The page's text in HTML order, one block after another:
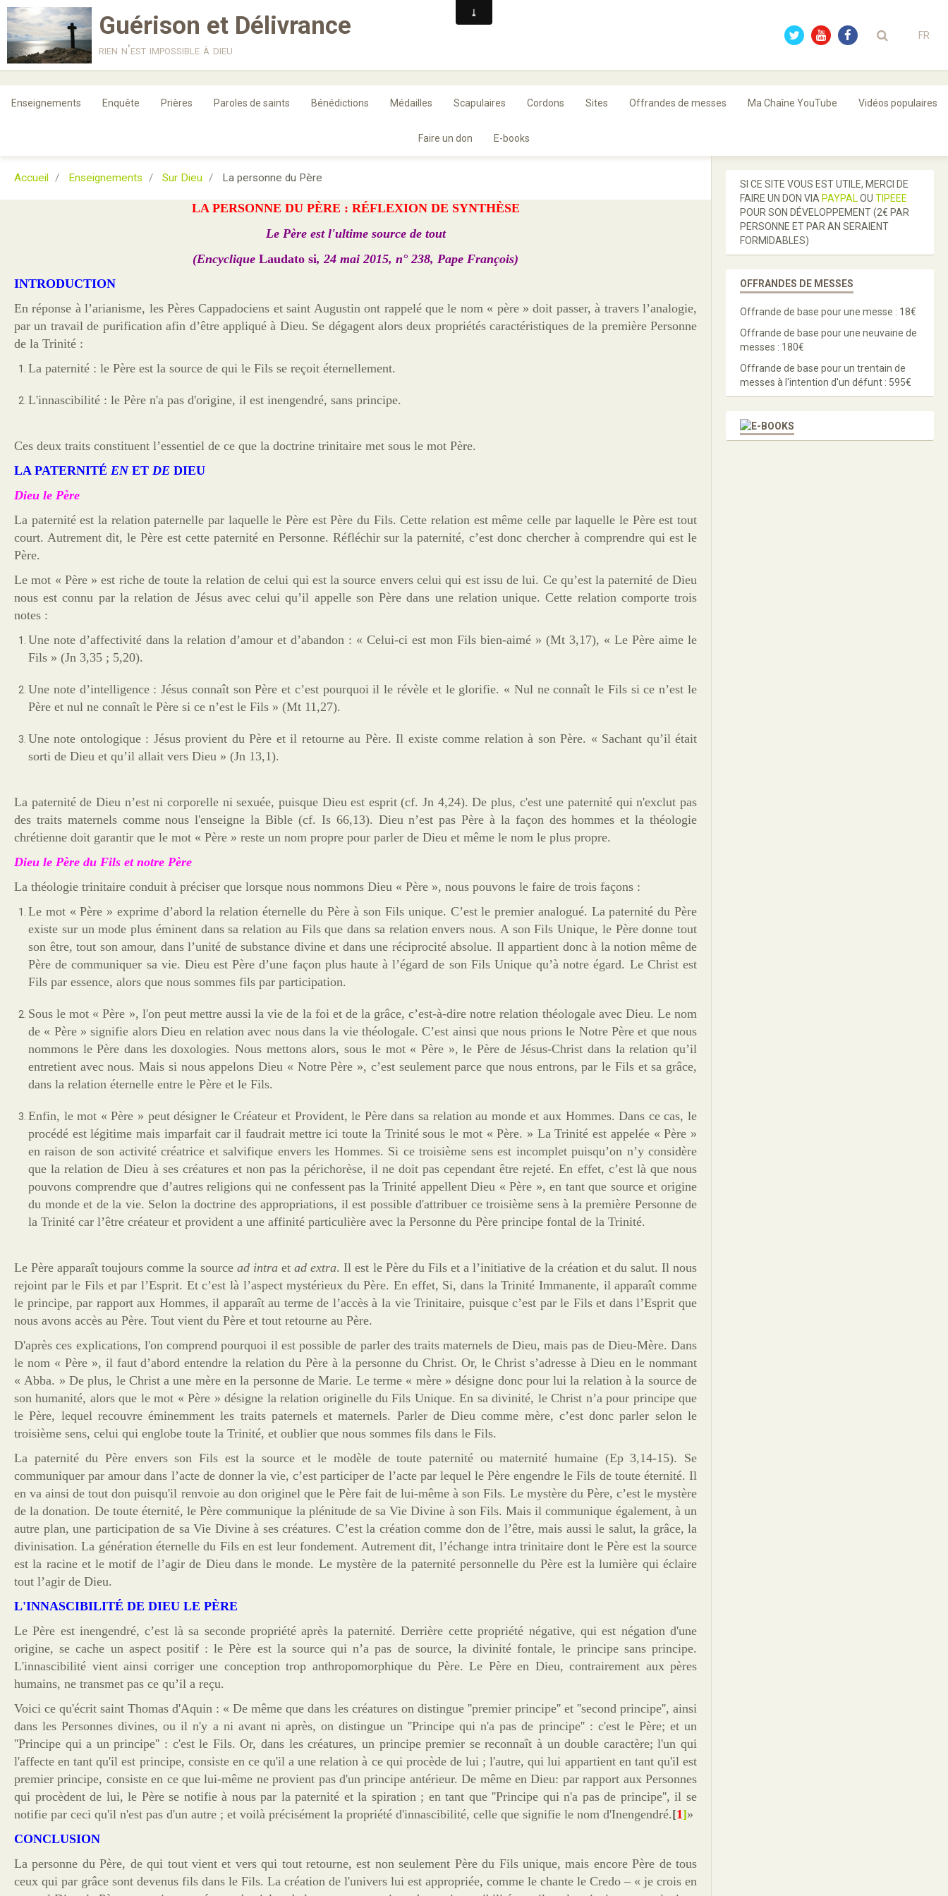
Guérison et Délivrance
rien n'est impossible à dieu
FR
Enseignements Enquête Prières Paroles de saints Bénédictions Médailles Scapulaires Cordons Sites Offrandes de messes Ma Chaîne YouTube Vidéos populaires
Faire un don E-books
Accueil Enseignements Sur Dieu La personne du Père
LA PERSONNE DU PÈRE : RÉFLEXION DE SYNTHÈSE
Le Père est l'ultime source de tout
(Encyclique Laudato si, 24 mai 2015, n° 238, Pape François)
INTRODUCTION
En réponse à l’arianisme, les Pères Cappadociens et saint Augustin ont rappelé que le nom « père » doit passer, à travers l’analogie,
par un travail de purification afin d’être appliqué à Dieu. Se dégagent alors deux propriétés caractéristiques de la première Personne
de la Trinité :
La paternité : le Père est la source de qui le Fils se reçoit éternellement.
L'innascibilité : le Père n'a pas d'origine, il est inengendré, sans principe.
Ces deux traits constituent l’essentiel de ce que la doctrine trinitaire met sous le mot Père.
LA PATERNITÉ ENET DE DIEU
Dieu le Père
La paternité est la relation paternelle par laquelle le Père est Père du Fils. Cette relation est même celle par laquelle le Père est tout
court. Autrement dit, le Père est cette paternité en Personne. Réfléchir sur la paternité, c’est donc chercher à comprendre qui est le
Père.
Le mot « Père » est riche de toute la relation de celui qui est la source envers celui qui est issu de lui. Ce qu’est la paternité de Dieu
nous est connu par la relation de Jésus avec celui qu’il appelle son Père dans une relation unique. Cette relation comporte trois
notes :
Une note d’affectivité dans la relation d’amour et d’abandon : « Celui-ci est mon Fils bien-aimé » (Mt 3,17), « Le Père aime le
Fils » (Jn 3,35 ; 5,20).
Une note d’intelligence : Jésus connaît son Père et c’est pourquoi il le révèle et le glorifie. « Nul ne connaît le Fils si ce n’est le
Père et nul ne connaît le Père si ce n’est le Fils » (Mt 11,27).
Une note ontologique : Jésus provient du Père et il retourne au Père. Il existe comme relation à son Père. « Sachant qu’il était
sorti de Dieu et qu’il allait vers Dieu » (Jn 13,1).
La paternité de Dieu n’est ni corporelle ni sexuée, puisque Dieu est esprit (cf. Jn 4,24). De plus, c'est une paternité qui n'exclut pas
des traits maternels comme nous l'enseigne la Bible (cf. Is 66,13). Dieu n’est pas Père à la façon des hommes et la théologie
chrétienne doit garantir que le mot « Père » reste un nom propre pour parler de Dieu et même le nom le plus propre.
Dieu le Père du Fils et notre Père
La théologie trinitaire conduit à préciser que lorsque nous nommons Dieu « Père », nous pouvons le faire de trois façons :
Le mot « Père » exprime d’abord la relation éternelle du Père à son Fils unique. C’est le premier analogué. La paternité du Père
existe sur un mode plus éminent dans sa relation au Fils que dans sa relation envers nous. A son Fils Unique, le Père donne tout
son être, tout son amour, dans l’unité de substance divine et dans une réciprocité absolue. Il appartient donc à la notion même de
Père de communiquer sa vie. Dieu est Père d’une façon plus haute à l’égard de son Fils Unique qu’à notre égard. Le Christ est
Fils par essence, alors que nous sommes fils par participation.
Sous le mot « Père », l'on peut mettre aussi la vie de la foi et de la grâce, c’est-à-dire notre relation théologale avec Dieu. Le nom
de « Père » signifie alors Dieu en relation avec nous dans la vie théologale. C’est ainsi que nous prions le Notre Père et que nous
nommons le Père dans les doxologies. Nous mettons alors, sous le mot « Père », le Père de Jésus-Christ dans la relation qu’il
entretient avec nous. Mais si nous appelons Dieu « Notre Père », c’est seulement parce que nous entrons, par le Fils et sa grâce,
dans la relation éternelle entre le Père et le Fils.
Enfin, le mot « Père » peut désigner le Créateur et Provident, le Père dans sa relation au monde et aux Hommes. Dans ce cas, le
procédé est légitime mais imparfait car il faudrait mettre ici toute la Trinité sous le mot « Père. » La Trinité est appelée « Père »
en raison de son activité créatrice et salvifique envers les Hommes. Si ce troisième sens est incomplet puisqu’on n’y considère
que la relation de Dieu à ses créatures et non pas la périchorèse, il ne doit pas cependant être rejeté. En effet, c’est là que nous
pouvons comprendre que d’autres religions qui ne confessent pas la Trinité appellent Dieu « Père », en tant que source et origine
du monde et de la vie. Selon la doctrine des appropriations, il est possible d'attribuer ce troisième sens à la première Personne de
la Trinité car l’être créateur et provident a une affinité particulière avec la Personne du Père principe fontal de la Trinité.
Le Père apparaît toujours comme la sourcead intra etad extra. Il est le Père du Fils et a l’initiative de la création et du salut. Il nous
rejoint par le Fils et par l’Esprit. Et c’est là l’aspect mystérieux du Père. En effet, Si, dans la Trinité Immanente, il apparaît comme
le principe, par rapport aux Hommes, il apparaît au terme de l’accès à la vie Trinitaire, puisque c’est par le Fils et dans l’Esprit que
nous avons accès au Père. Tout vient du Père et tout retourne au Père.
D'après ces explications, l'on comprend pourquoi il est possible de parler des traits maternels de Dieu, mais pas de Dieu-Mère. Dans
le nom « Père », il faut d’abord entendre la relation du Père à la personne du Christ. Or, le Christ s’adresse à Dieu en le nommant
« Abba. » De plus, le Christ a une mère en la personne de Marie. Le terme « mère » désigne donc pour lui la relation à la source de
son humanité, alors que le mot « Père » désigne la relation originelle du Fils Unique. En sa divinité, le Christ n’a pour principe que
le Père, lequel recouvre éminemment les traits paternels et maternels. Parler de Dieu comme mère, c’est donc parler selon le
troisième sens, celui qui englobe toute la Trinité, et oublier que nous sommes fils dans le Fils.
La paternité du Père envers son Fils est la source et le modèle de toute paternité ou maternité humaine (Ep 3,14-15). Se
communiquer par amour dans l’acte de donner la vie, c’est participer de l’acte par lequel le Père engendre le Fils de toute éternité. Il
en va ainsi de tout don puisqu'il renvoie au don originel que le Père fait de lui-même à son Fils. Le mystère du Père, c’est le mystère
de la donation. De toute éternité, le Père communique la plénitude de sa Vie Divine à son Fils. Mais il communique également, à un
autre plan, une participation de sa Vie Divine à ses créatures. C’est la création comme don de l’être, mais aussi le salut, la grâce, la
divinisation. La génération éternelle du Fils en est leur fondement. Autrement dit, l’échange intra trinitaire dont le Père est la source
est la racine et le motif de l’agir de Dieu dans le monde. Le mystère de la paternité personnelle du Père est la lumière qui éclaire
tout l’agir de Dieu.
L'INNASCIBILITÉ DE DIEU LE PÈRE
Le Père est inengendré, c’est là sa seconde propriété après la paternité. Derrière cette propriété négative, qui est négation d'une
origine, se cache un aspect positif : le Père est la source qui n’a pas de source, la divinité fontale, le principe sans principe.
L'innascibilité vient ainsi corriger une conception trop anthropomorphique du Père. Le Père en Dieu, contrairement aux pères
humains, ne transmet pas ce qu’il a reçu.
Voici ce qu'écrit saint Thomas d'Aquin : « De même que dans les créatures on distingue ''premier principe'' et ''second principe'', ainsi
dans les Personnes divines, ou il n'y a ni avant ni après, on distingue un ''Principe qui n'a pas de principe'' : c'est le Père; et un
''Principe qui a un principe'' : c'est le Fils. Or, dans les créatures, un principe premier se reconnaît à un double caractère; l'un qui
l'affecte en tant qu'il est principe, consiste en ce qu'il a une relation à ce qui procède de lui ; l'autre, qui lui appartient en tant qu'il est
premier principe, consiste en ce que lui-même ne provient pas d'un principe antérieur. De même en Dieu: par rapport aux Personnes
qui procèdent de lui, le Père se notifie à nous par la paternité et la spiration ; en tant que ''Principe qui n'a pas de principe'', il se
notifie par ceci qu'il n'est pas d'un autre ; et voilà précisément la propriété d'innascibilité, celle que signifie le nom d'Inengendré.[1]»
CONCLUSION
La personne du Père, de qui tout vient et vers qui tout retourne, est non seulement Père du Fils unique, mais encore Père de tous
ceux qui par grâce sont devenus fils dans le Fils. La création de l'univers lui est appropriée, comme le chante le Credo – « je crois en
SI CE SITE VOUS EST UTILE, MERCI DE
FAIRE UN DON VIA PAYPAL OU TIPEEE
POUR SON DÉVELOPPEMENT (2€ PAR
PERSONNE ET PAR AN SERAIENT
FORMIDABLES)
OFFRANDES DE MESSES
Offrande de base pour une messe : 18€
Offrande de base pour une neuvaine de
messes : 180€
Offrande de base pour un trentain de
messes à l'intention d'un défunt : 595€